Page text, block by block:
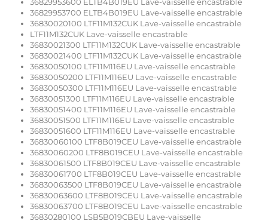
36829953600 ELTB4B019EU Lave-vaisselle encastrable
36829953700 ELTB4B019EU Lave-vaisselle encastrable
36830020100 LTF11M132CUK Lave-vaisselle encastrable
LTF11M132CUK Lave-vaisselle encastrable
36830021300 LTF11M132CUK Lave-vaisselle encastrable
36830021400 LTF11M132CUK Lave-vaisselle encastrable
36830050100 LTF11M116EU Lave-vaisselle encastrable
36830050200 LTF11M116EU Lave-vaisselle encastrable
36830050300 LTF11M116EU Lave-vaisselle encastrable
36830051300 LTF11M116EU Lave-vaisselle encastrable
36830051400 LTF11M116EU Lave-vaisselle encastrable
36830051500 LTF11M116EU Lave-vaisselle encastrable
36830051600 LTF11M116EU Lave-vaisselle encastrable
36830060100 LTF8B019CEU Lave-vaisselle encastrable
36830060200 LTF8B019CEU Lave-vaisselle encastrable
36830061500 LTF8B019CEU Lave-vaisselle encastrable
36830061700 LTF8B019CEU Lave-vaisselle encastrable
36830063500 LTF8B019CEU Lave-vaisselle encastrable
36830063600 LTF8B019CEU Lave-vaisselle encastrable
36830063700 LTF8B019CEU Lave-vaisselle encastrable
36830280100 LSB5B019CBEU Lave-vaisselle